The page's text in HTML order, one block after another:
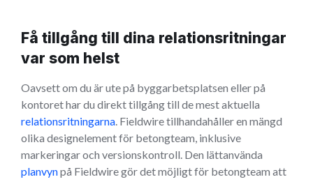
Få tillgång till dina relationsritningar
var som helst
Oavsett om du är ute på byggarbetsplatsen eller på
kontoret har du direkt tillgång till de mest aktuella
relationsritningarna . Fieldwire tillhandahåller en mängd
olika designelement för betongteam, inklusive
markeringar och versionskontroll. Den lättanvända
planvynpå Fieldwire gör det möjligt för betongteam att